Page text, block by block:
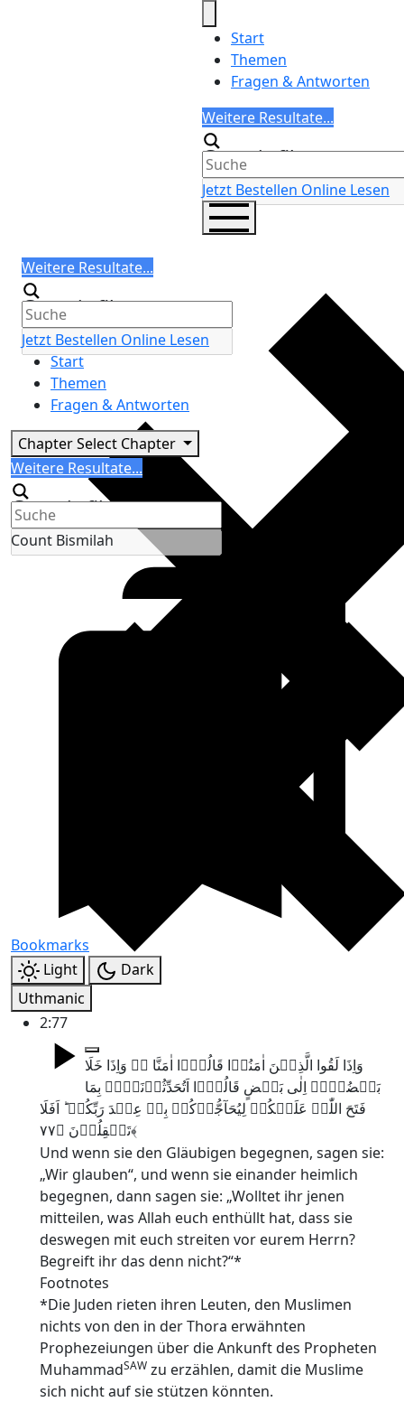
Start
Themen
Fragen & Antworten
Search
Weitere Resultate...
Generic filters
Jetzt Bestellen Online Lesen
Search
Weitere Resultate...
Generic filters
Jetzt Bestellen Online Lesen
Start
Themen
Fragen & Antworten
ChapterSelect Chapter
Search
Weitere Resultate...
Generic filters
Count Bismilah
Bookmarks
Light
Dark
Uthmanic
2:77
وَاِذَا لَقُوا الَّذِیۡنَ اٰمَنُوۡا قَالُوۡۤا اٰمَنَّا ۚۖ وَاِذَا خَلَا
بَعۡضُہُمۡ اِلٰی بَعۡضٍ قَالُوۡۤا اَتُحَدِّثُوۡنَہُمۡ بِمَا
فَتَحَ اللّٰہُ عَلَیۡکُمۡ لِیُحَآجُّوۡکُمۡ بِہٖ عِنۡدَ رَبِّکُمۡ ؕ اَفَلَا
تَعۡقِلُوۡنَ ﴿۷۷﴾
Und wenn sie den Gläubigen begegnen, sagen sie:
„Wir glauben“, und wenn sie einander heimlich
begegnen, dann sagen sie: „Wolltet ihr jenen
mitteilen, was Allah euch enthüllt hat, dass sie
deswegen mit euch streiten vor eurem Herrn?
Begreift ihr das denn nicht?“*
Footnotes
*Die Juden rieten ihren Leuten, den Muslimen
nichts von den in der Thora erwähnten
Prophezeiungen über die Ankunft des Propheten
MuhammadSAW zu erzählen, damit die Muslime
sich nicht auf sie stützen könnten.